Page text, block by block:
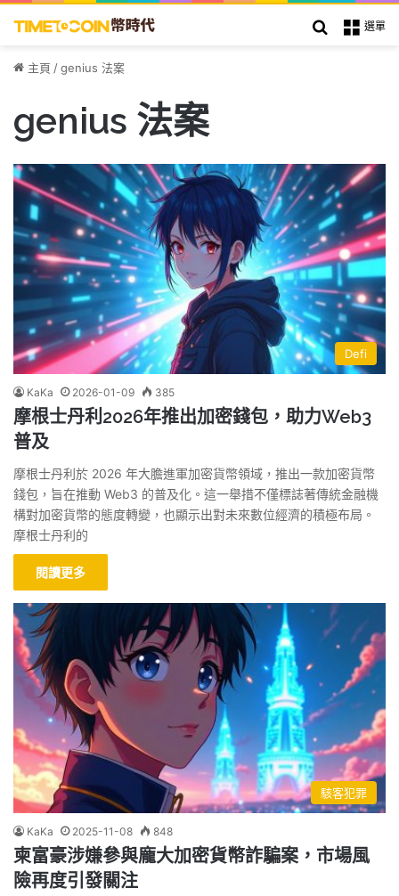
選單
搜索
主頁 /genius 法案
genius 法案
Defi
KaKa 2026-01-09 385
摩根士丹利2026年推出加密錢包，助力Web3
普及
摩根士丹利於 2026 年大膽進軍加密貨幣領域，推出一款加密貨幣
錢包，旨在推動 Web3 的普及化。這一舉措不僅標誌著傳統金融機
構對加密貨幣的態度轉變，也顯示出對未來數位經濟的積極布局。
摩根士丹利的
閱讀更多
駭客犯罪
KaKa 2025-11-08 848
柬富豪涉嫌參與龐大加密貨幣詐騙案，市場風
險再度引發關注